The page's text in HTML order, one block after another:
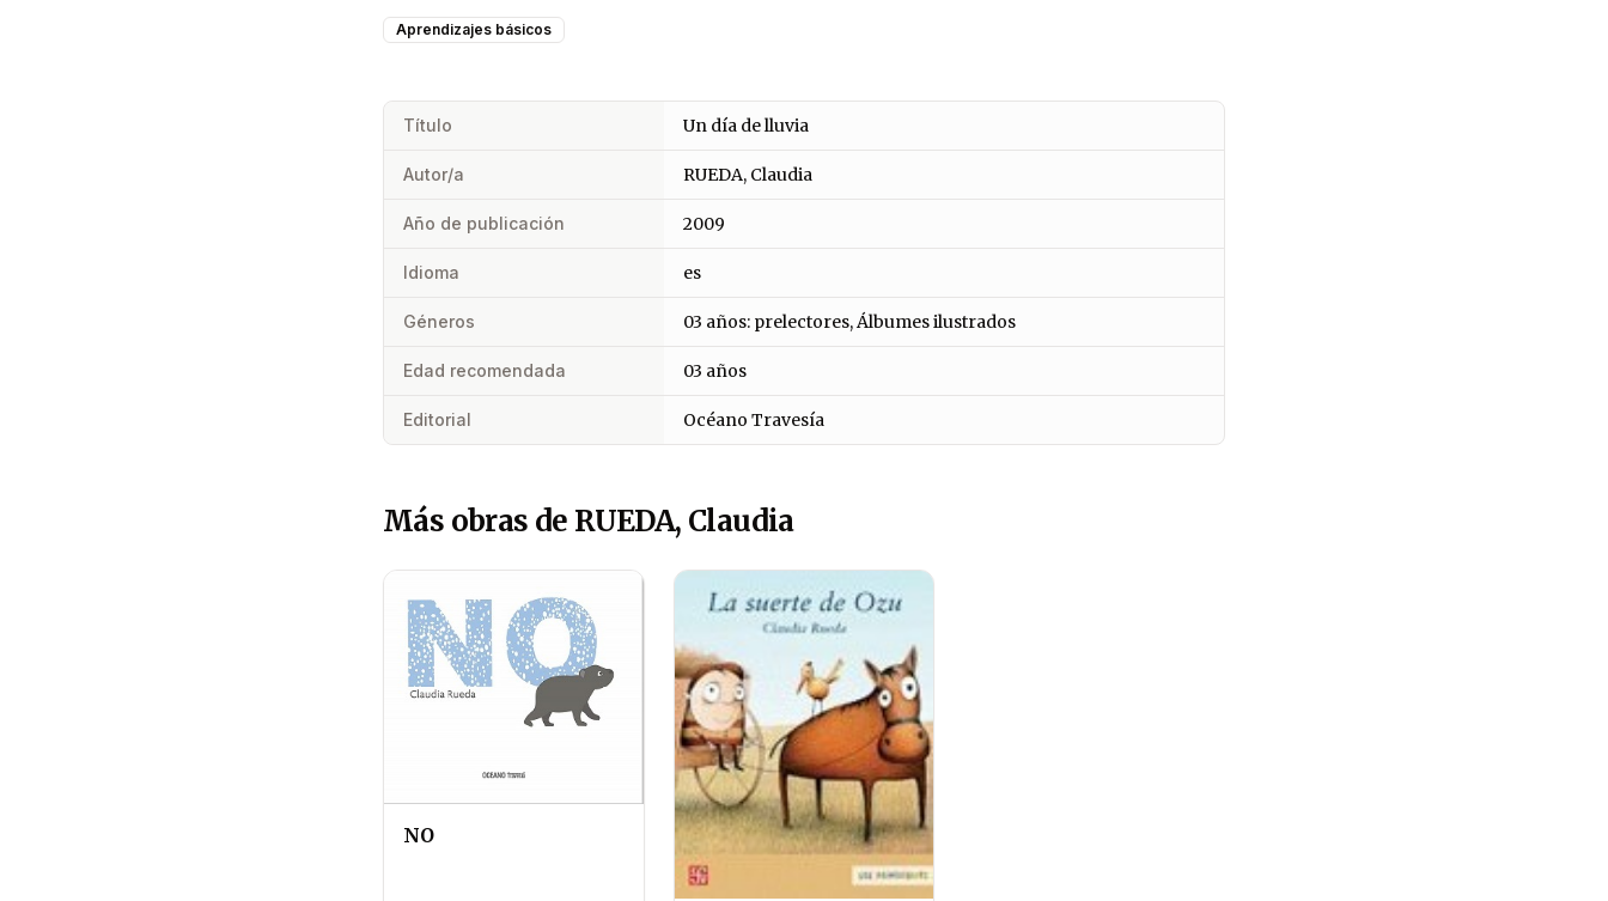
Aprendizajes básicos
Título Un día de lluvia
Autor/a RUEDA, Claudia
Año de publicación 2009
Idioma es
Géneros 03 años: prelectores, Álbumes ilustrados
Edad recomendada 03 años
Editorial Océano Travesía
Más obras de RUEDA, Claudia
NO